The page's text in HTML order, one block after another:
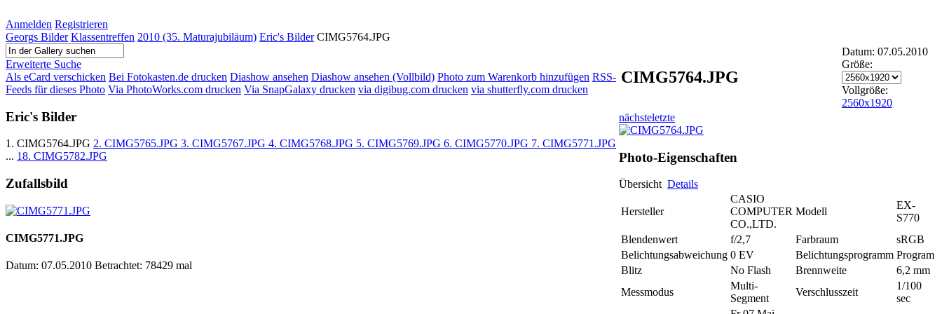
Anmelden Registrieren
Georgs Bilder Klassentreffen 2010 (35. Maturajubiläum) Eric's Bilder CIMG5764.JPG
Erweiterte Suche
Als eCard verschicken Bei Fotokasten.de drucken Diashow ansehen Diashow ansehen (Vollbild) Photo zum Warenkorb hinzufügen RSS-
Feeds für dieses Photo Via PhotoWorks.com drucken Via SnapGalaxy drucken via digibug.com drucken via shutterfly.com drucken
Eric's Bilder
1. CIMG5764.JPG 2. CIMG5765.JPG 3. CIMG5767.JPG 4. CIMG5768.JPG 5. CIMG5769.JPG 6. CIMG5770.JPG 7. CIMG5771.JPG
... 18. CIMG5782.JPG
Zufallsbild
CIMG5771.JPG
Datum: 07.05.2010 Betrachtet: 78429 mal
CIMG5764.JPG
Datum: 07.05.2010
Größe:
Vollgröße:
2560x1920
nächsteletzte
Photo-Eigenschaften
Übersicht Details
Hersteller
CASIO
COMPUTER
CO.,LTD.
Modell
EX-
S770
Blendenwert
f/2,7 Farbraum
sRGB
Belichtungsabweichung 0 EV Belichtungsprogramm Program
Blitz
No Flash Brennweite
6,2 mm
Messmodus
Multi-
Segment
Verschlusszeit
1/100
sec